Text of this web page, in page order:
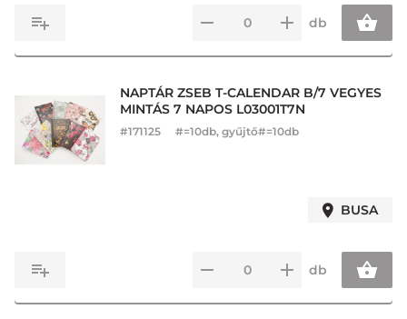
db
NAPTÁR ZSEB T-CALENDAR B/7 VEGYES
MINTÁS 7 NAPOS L03001T7N
#171125 #=10db, gyűjtő#=10db
BUSA
db